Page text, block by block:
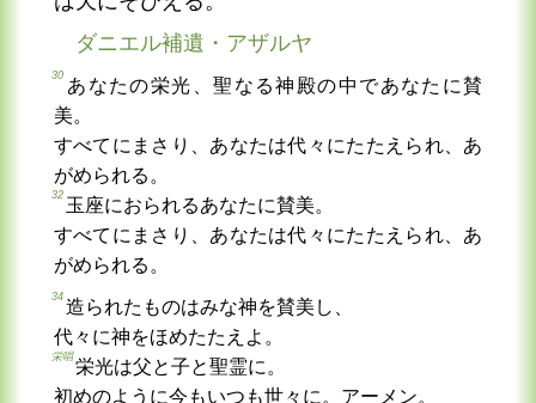
ダニエル補遺・アザルヤ
30
あなたの栄光、聖なる神殿の中であなたに賛
美。
すべてにまさり、あなたは代々にたたえられ、あ
がめられる。
32
玉座におられるあなたに賛美。
すべてにまさり、あなたは代々にたたえられ、あ
がめられる。
34
造られたものはみな神を賛美し、
代々に神をほめたたえよ。
栄唱
栄光は父と子と聖霊に。
初めのように今もいつも世々に。アーメン。